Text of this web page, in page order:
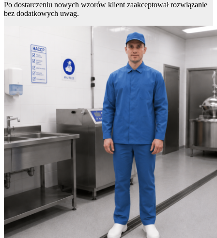
Po dostarczeniu nowych wzorów klient zaakceptował rozwiązanie
bez dodatkowych uwag.